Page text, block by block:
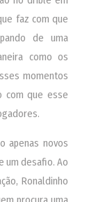
faz com que
de uma
como os
momentos
com que esse
apenas novos
um desafio. Ao
Ronaldinho